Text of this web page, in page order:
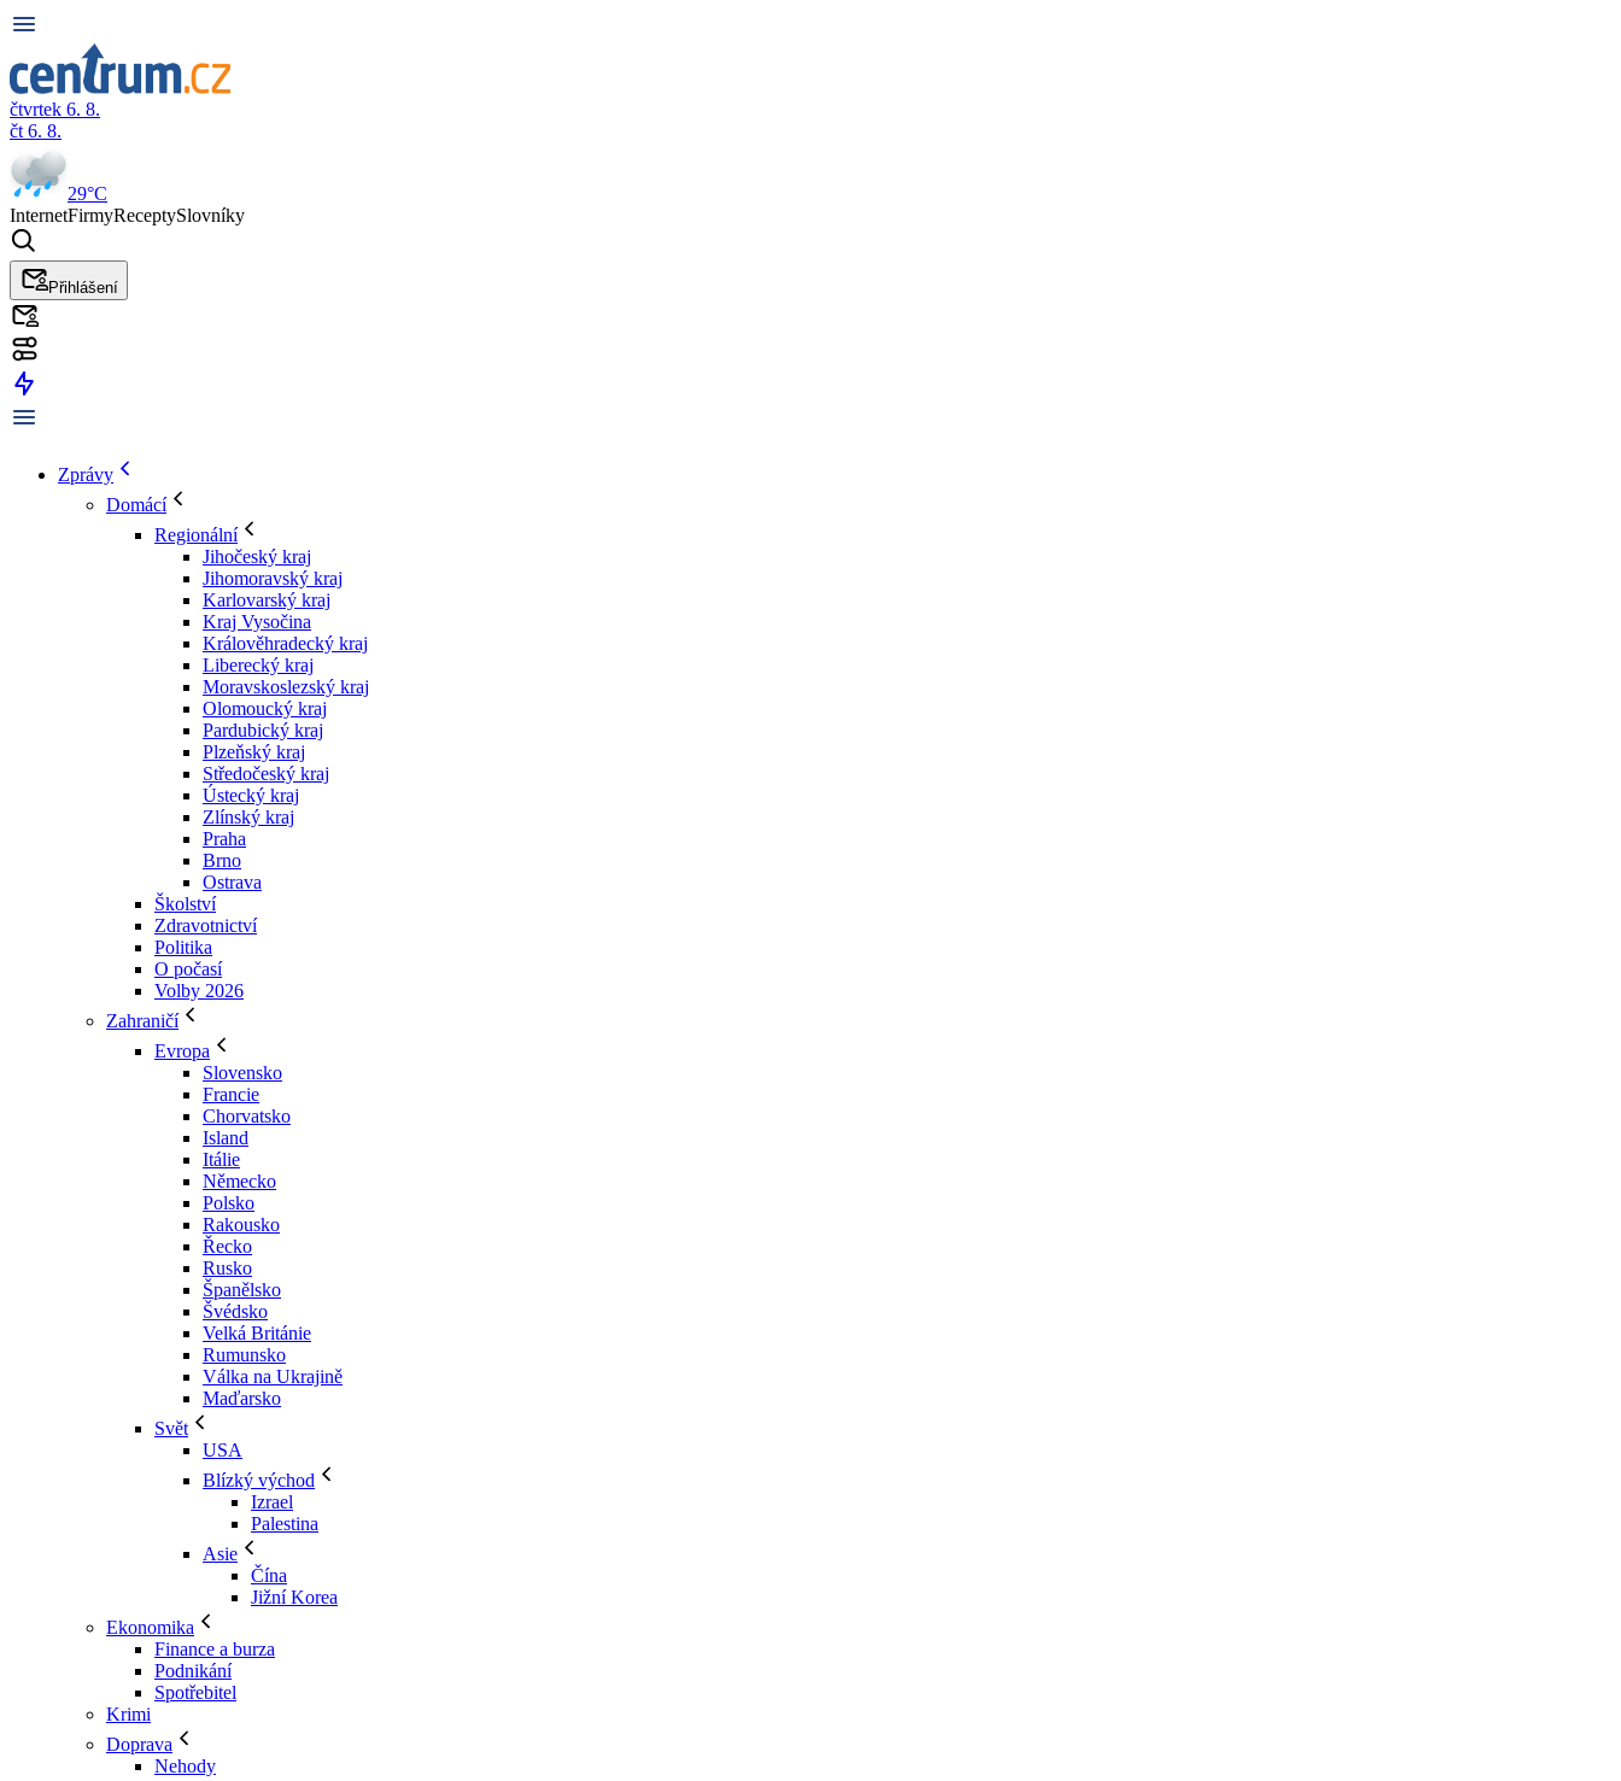
čtvrtek 6. 8.
čt 6. 8.
29°C
InternetFirmyReceptySlovníky
Přihlášení
Zprávy
Domácí
Regionální
Jihočeský kraj
Jihomoravský kraj
Karlovarský kraj
Kraj Vysočina
Králověhradecký kraj
Liberecký kraj
Moravskoslezský kraj
Olomoucký kraj
Pardubický kraj
Plzeňský kraj
Středočeský kraj
Ústecký kraj
Zlínský kraj
Praha
Brno
Ostrava
Školství
Zdravotnictví
Politika
O počasí
Volby 2026
Zahraničí
Evropa
Slovensko
Francie
Chorvatsko
Island
Itálie
Německo
Polsko
Rakousko
Řecko
Rusko
Španělsko
Švédsko
Velká Británie
Rumunsko
Válka na Ukrajině
Maďarsko
Svět
USA
Blízký východ
Izrael
Palestina
Asie
Čína
Jižní Korea
Ekonomika
Finance a burza
Podnikání
Spotřebitel
Krimi
Doprava
Nehody